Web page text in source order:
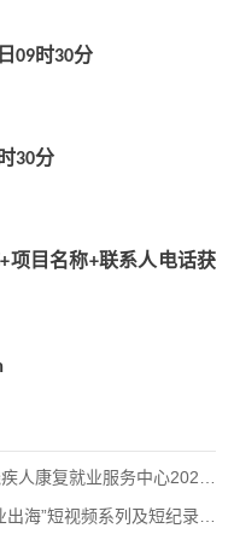
日 09时30分
时30分
+项目名称+联系人电话获
复就业服务中心2026年残疾
短视频系列及短纪录片制作与